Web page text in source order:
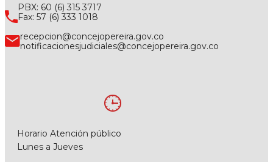
PBX: 60 (6) 315 3717
Fax: 57 (6) 333 1018
recepcion@concejopereira.gov.co
notificacionesjudiciales@concejopereira.gov.co
Horario Atención público
Lunes a Jueves